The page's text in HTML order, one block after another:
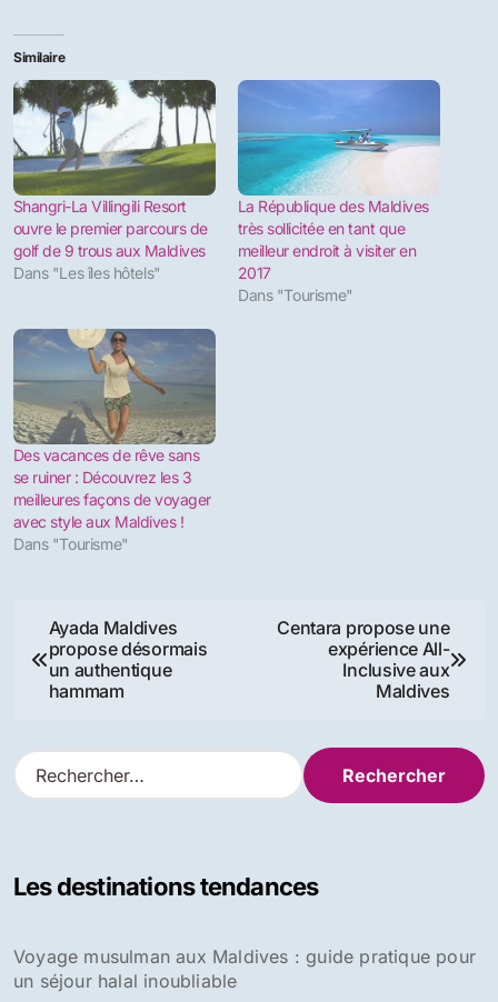
Similaire
Shangri-La Villingili Resort
ouvre le premier parcours de
golf de 9 trous aux Maldives
Dans "Les îles hôtels"
La République des Maldives
très sollicitée en tant que
meilleur endroit à visiter en
2017
Dans "Tourisme"
Des vacances de rêve sans
se ruiner : Découvrez les 3
meilleures façons de voyager
avec style aux Maldives !
Dans "Tourisme"
Navigation
de
Ayada Maldives
propose désormais
un authentique
hammam
Centara propose une
expérience All-
Inclusive aux
Maldives
R
e
r
e
r
Les destinations tendances
Voyage musulman aux Maldives : guide pratique pour
un séjour halal inoubliable